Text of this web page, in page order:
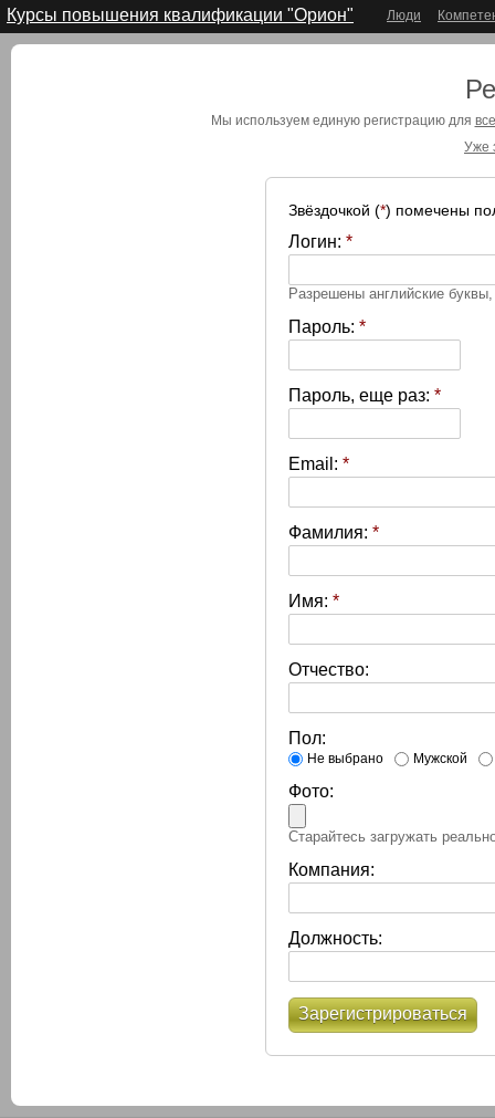
Курсы повышения квалификации "Орион" Люди
Мы используем единую регистрацию для
Уже
Звёздочкой (*) помечены
Логин: *
Разрешены английские
Пароль: *
Пароль, еще раз: *
Email: *
Фамилия: *
Имя: *
Отчество:
Пол:
Не выбрано Мужской
Фото:
Старайтесь загружать
Компания:
Должность:
Зарегистрироваться